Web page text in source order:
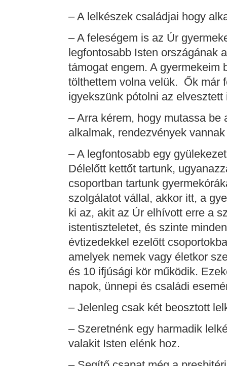
– A lelkészek családjai hogy
– A feleségem is az Úr
legfontosabb Isten országának
támogat engem. A gyermekeim
tölthettem volna velük. Ők már
igyekszünk pótolni az elvesztett
– Arra kérem, hogy mutassa
alkalmak, rendezvények
– A legfontosabb egy
Délelőtt kettőt tartunk,
csoportban tartunk
szolgálatot vállal, akkor itt, a
ki az, akit az Úr elhívott erre a
istentiszteletet, és szinte
évtizedekkel ezelőtt
amelyek nemek vagy életkor
és 10 ifjúsági kör működik.
napok, ünnepi és családi
– Jelenleg csak két beosztott
– Szeretnénk egy harmadik
valakit Isten elénk hoz.